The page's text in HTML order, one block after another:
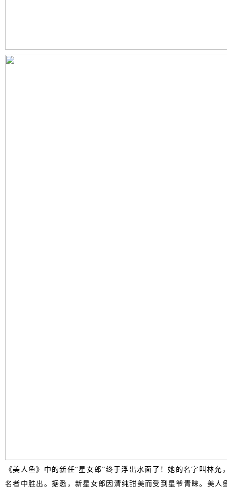
《美人鱼》中的新任“星女郎”终于浮出水面了！她的名字叫林
名者中胜出。据悉，新星女郎因清纯甜美而受到星爷青睐。美